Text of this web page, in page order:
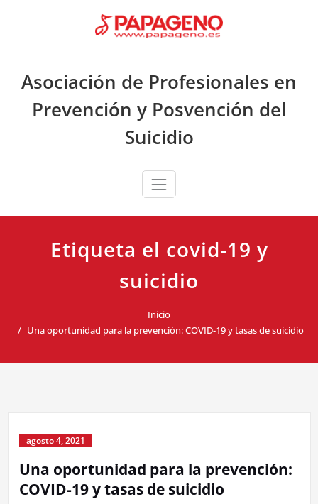
Asociación de Profesionales en
Prevención y Posvención del
Suicidio
Etiqueta el covid-19 y
suicidio
Inicio
Una oportunidad para la prevención: COVID-19 y tasas de suicidio
agosto 4, 2021
Una oportunidad para la prevención:
COVID-19 y tasas de suicidio